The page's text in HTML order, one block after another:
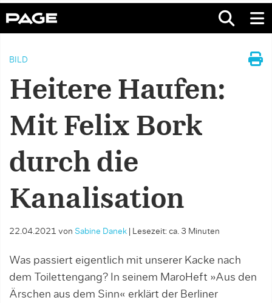
BILD
Heitere Haufen:
Mit Felix Bork
durch die
Kanalisation
22.04.2021 von Sabine Danek Lesezeit: ca. 3 Minuten
Was passiert eigentlich mit unserer Kacke nach
dem Toilettengang? In seinem MaroHeft »Aus den
Ärschen aus dem Sinn« erklärt der Berliner